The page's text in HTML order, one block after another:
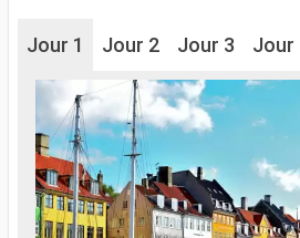
Jour 1 Jour 2 Jour 3 Jour